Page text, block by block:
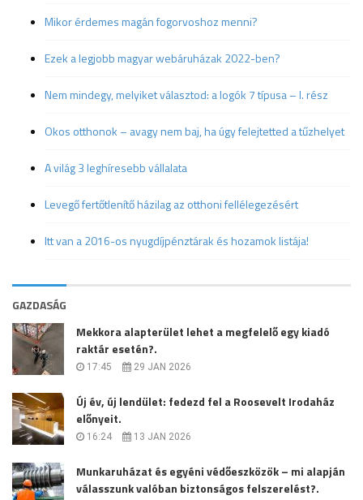
Mikor érdemes magán fogorvoshoz menni?
Ezek a legjobb magyar webáruházak 2022-ben?
Nem mindegy, melyiket választod: a logók 7 típusa – I. rész
Okos otthonok – avagy nem baj, ha úgy felejtetted a tűzhelyet
A világ 3 leghíresebb vállalata
Levegő fertőtlenítő házilag az otthoni fellélegezésért
Itt van a 2016-os nyugdíjpénztárak és hozamok listája!
GAZDASÁG
Mekkora alapterület lehet a megfelelő egy kiadó
raktár esetén?.
17:45 29 JAN 2026
Új év, új lendület: fedezd fel a Roosevelt Irodaház
előnyeit.
16:24 13 JAN 2026
Munkaruházat és egyéni védőeszközök – mi alapján
válasszunk valóban biztonságos felszerelést?.